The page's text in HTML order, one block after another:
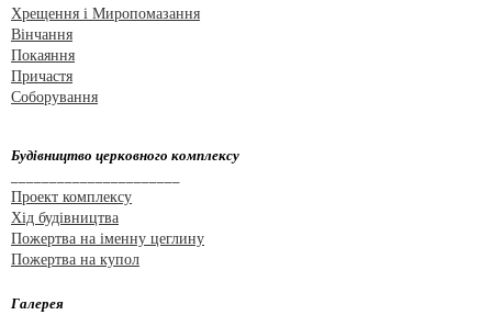
Хрещення і Миропомазання
Вінчання
Покаяння
Причастя
Соборування
Будівництво церковного комплексу
Проект комплексу
Хід будівництва
Пожертва на іменну цеглину
Пожертва на купол
Галерея